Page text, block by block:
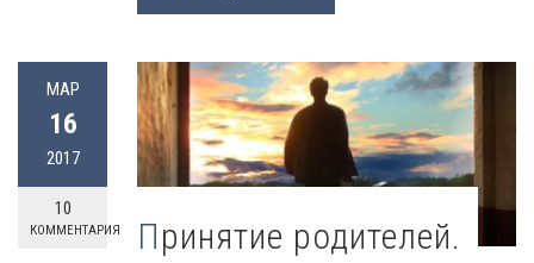
МАР
16
2017
10
КОММЕНТАРИЯ
Принятие родителей.